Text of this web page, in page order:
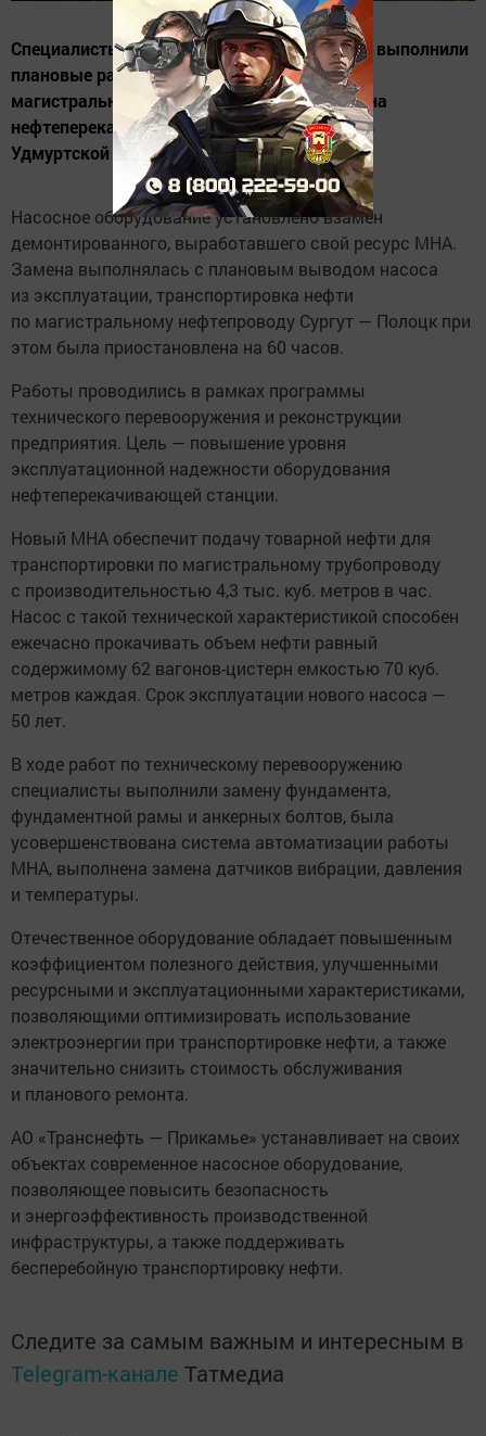
Специалисты АО «Транснефть — Прикамье» выполнили
плановые работы по подключению нового
магистрального насосного агрегата (МНА) на
нефтеперекачивающей станции «Дебесы» в
Удмуртской Республике.
Насосное оборудование установлено взамен
демонтированного, выработавшего свой ресурс МНА.
Замена выполнялась с плановым выводом насоса
из эксплуатации, транспортировка нефти
по магистральному нефтепроводу Сургут — Полоцк при
этом была приостановлена на 60 часов.
Работы проводились в рамках программы
технического перевооружения и реконструкции
предприятия. Цель — повышение уровня
эксплуатационной надежности оборудования
нефтеперекачивающей станции.
Новый МНА обеспечит подачу товарной нефти для
транспортировки по магистральному трубопроводу
с производительностью 4,3 тыс. куб. метров в час.
Насос с такой технической характеристикой способен
ежечасно прокачивать объем нефти равный
содержимому 62 вагонов-цистерн емкостью 70 куб.
метров каждая. Срок эксплуатации нового насоса —
50 лет.
В ходе работ по техническому перевооружению
специалисты выполнили замену фундамента,
фундаментной рамы и анкерных болтов, была
усовершенствована система автоматизации работы
МНА, выполнена замена датчиков вибрации, давления
и температуры.
Отечественное оборудование обладает повышенным
коэффициентом полезного действия, улучшенными
ресурсными и эксплуатационными характеристиками,
позволяющими оптимизировать использование
электроэнергии при транспортировке нефти, а также
значительно снизить стоимость обслуживания
и планового ремонта.
АО «Транснефть — Прикамье» устанавливает на своих
объектах современное насосное оборудование,
позволяющее повысить безопасность
и энергоэффективность производственной
инфраструктуры, а также поддерживать
бесперебойную транспортировку нефти.
Следите за самым важным и интересным в
Telegram-канале Татмедиа